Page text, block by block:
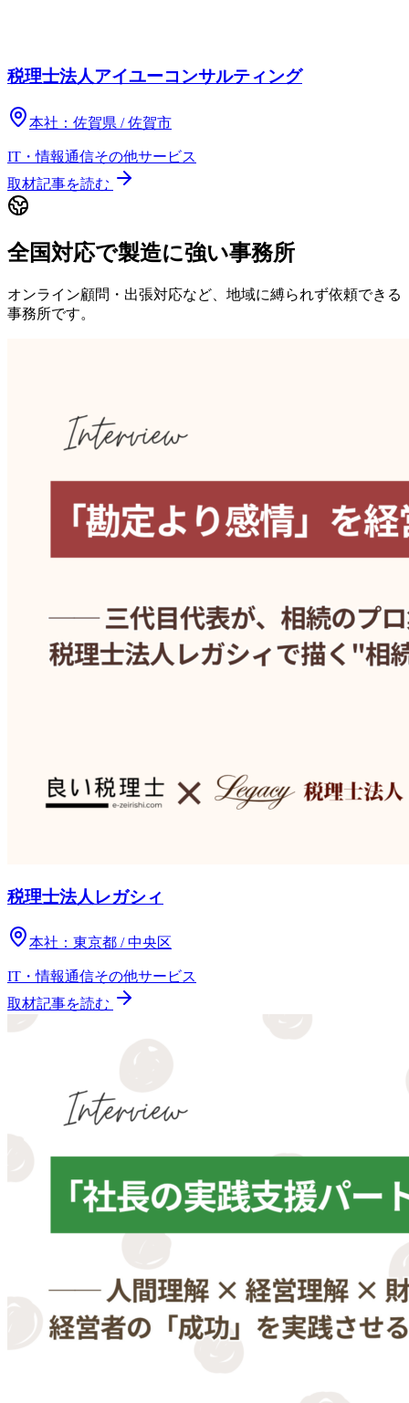
税理士法人アイユーコンサルティング
本社： 佐賀県 / 佐賀市
IT・情報通信その他サービス
取材記事を読む
全国対応で製造に強い事務所
オンライン顧問・出張対応など、地域に縛られず依頼できる
事務所です。
税理士法人レガシィ
本社： 東京都 / 中央区
IT・情報通信その他サービス
取材記事を読む